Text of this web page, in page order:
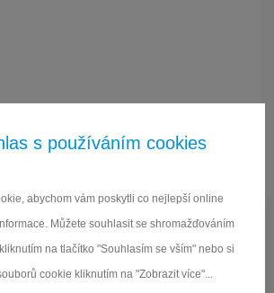
s používáním cookies
abychom vám poskytli co nejlepší online
Můžete souhlasit se shromažďováním
na tlačítko "Souhlasím se vším" nebo si
cookie kliknutím na "Zobrazit více"...